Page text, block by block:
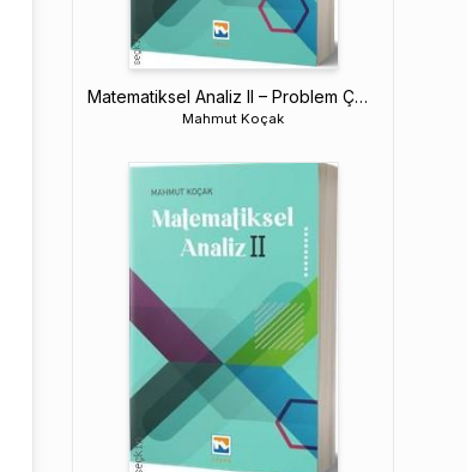
Matematiksel Analiz II – Problem Çözümleri
Mahmut Koçak